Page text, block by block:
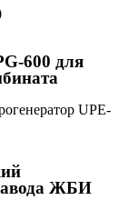
600 для
ЖБИ